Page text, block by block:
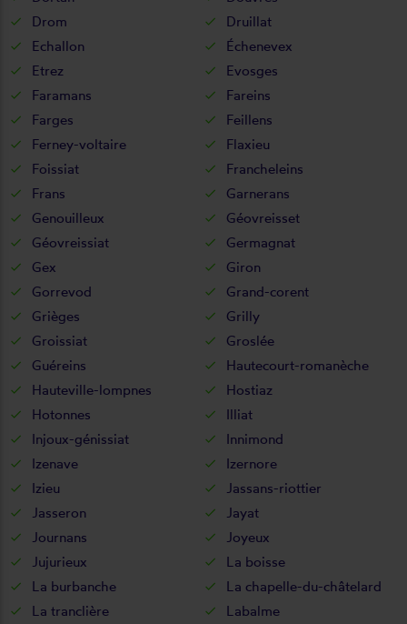
Drom
Druillat
Echallon
Échenevex
Etrez
Evosges
Faramans
Fareins
Farges
Feillens
Ferney-voltaire
Flaxieu
Foissiat
Francheleins
Frans
Garnerans
Genouilleux
Géovreisset
Géovreissiat
Germagnat
Gex
Giron
Gorrevod
Grand-corent
Grièges
Grilly
Groissiat
Groslée
Guéreins
Hautecourt-romanèche
Hauteville-lompnes
Hostiaz
Hotonnes
Illiat
Injoux-génissiat
Innimond
Izenave
Izernore
Izieu
Jassans-riottier
Jasseron
Jayat
Journans
Joyeux
Jujurieux
La boisse
La burbanche
La chapelle-du-châtelard
La tranclière
Labalme